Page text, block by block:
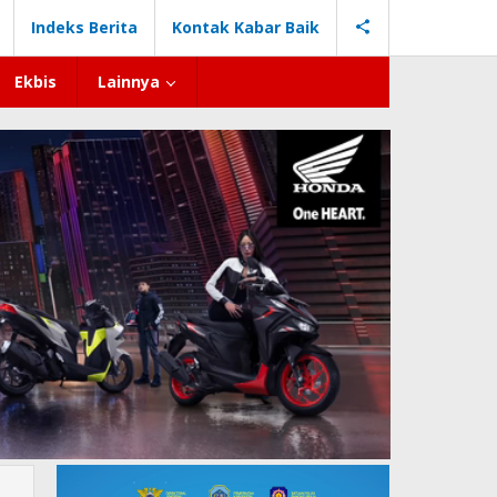
Indeks Berita Kontak Kabar Baik
Ekbis Lainnya